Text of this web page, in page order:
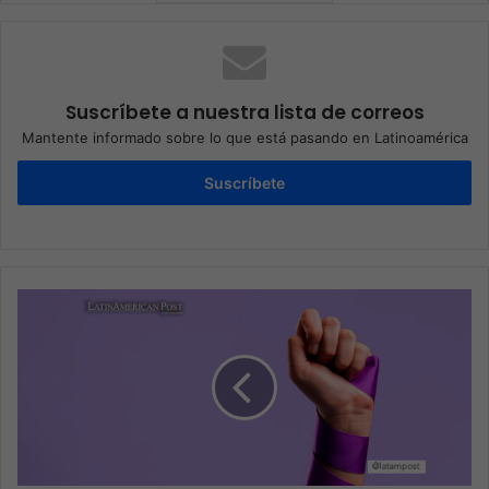
Suscríbete a nuestra lista de correos
Mantente informado sobre lo que está pasando en Latinoamérica
Suscríbete